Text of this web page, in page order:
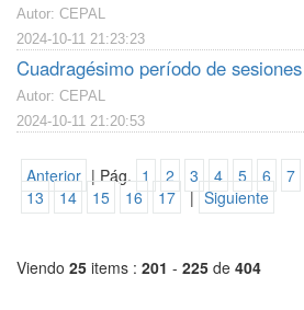
Autor: CEPAL
2024-10-11 21:23:23
Cuadragésimo período de
Autor: CEPAL
2024-10-11 21:20:53
Anterior | Pág. 1 2 3 4 5 6 7
13
14 15 16 17 | Siguiente
Viendo 25 items : 201 - 225 de 404